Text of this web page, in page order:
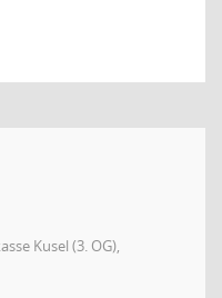
Kusel (3. OG),